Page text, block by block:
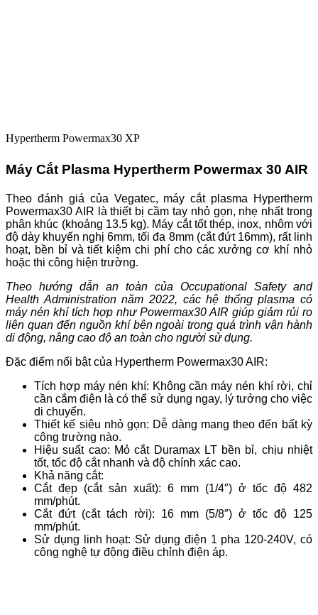
Hypertherm Powermax30 XP
Máy Cắt Plasma Hypertherm Powermax 30 AIR
Theo đánh giá của Vegatec, máy cắt plasma Hypertherm
Powermax30 AIR là thiết bị cầm tay nhỏ gọn, nhẹ nhất trong
phân khúc (khoảng 13.5 kg). Máy cắt tốt thép, inox, nhôm với
độ dày khuyến nghị 6mm, tối đa 8mm (cắt đứt 16mm), rất linh
hoạt, bền bỉ và tiết kiệm chi phí cho các xưởng cơ khí nhỏ
hoặc thi công hiện trường.
Theo hướng dẫn an toàn của Occupational Safety and
Health Administration năm 2022, các hệ thống plasma có
máy nén khí tích hợp như Powermax30 AIR giúp giảm rủi ro
liên quan đến nguồn khí bên ngoài trong quá trình vận hành
di động, nâng cao độ an toàn cho người sử dụng.
Đặc điểm nổi bật của Hypertherm Powermax30 AIR:
Tích hợp máy nén khí: Không cần máy nén khí rời, chỉ
cần cắm điện là có thể sử dụng ngay, lý tưởng cho việc
di chuyển.
Thiết kế siêu nhỏ gọn: Dễ dàng mang theo đến bất kỳ
công trường nào.
Hiệu suất cao: Mỏ cắt Duramax LT bền bỉ, chịu nhiệt
tốt, tốc độ cắt nhanh và độ chính xác cao.
Khả năng cắt:
Cắt đẹp (cắt sản xuất): 6 mm (1/4″) ở tốc độ 482
mm/phút.
Cắt đứt (cắt tách rời): 16 mm (5/8″) ở tốc độ 125
mm/phút.
Sử dụng linh hoạt: Sử dụng điện 1 pha 120-240V, có
công nghệ tự động điều chỉnh điện áp.